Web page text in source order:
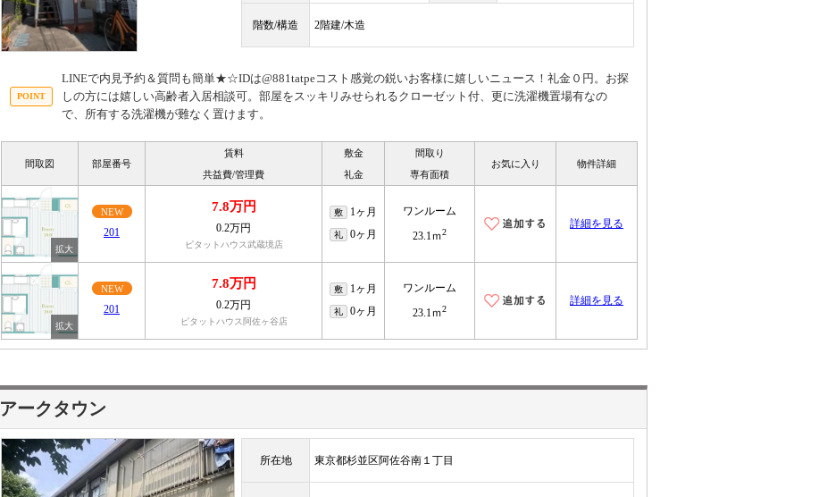
階数/構造 2階建/木造
LINEで内見予約＆質問も簡単★☆IDは@881tatpeコスト感覚の鋭いお客様に嬉しいニュース！礼金０円。お探
しの方には嬉しい高齢者入居相談可。部屋をスッキリみせられるクローゼット付、更に洗濯機置場有なの
で、所有する洗濯機が難なく置けます。
間取図 部屋番号
賃料
共益費/管理費
敷金
礼金
間取り
専有面積
お気に入り 物件詳細
NEW
201
7.8万円
0.2万円
ピタットハウス武蔵境店
敷 1ヶ月
礼 0ヶ月
ワンルーム
23.1ｍ2
詳細を見る
NEW
201
7.8万円
0.2万円
ピタットハウス阿佐ヶ谷店
敷 1ヶ月
礼 0ヶ月
ワンルーム
23.1ｍ2
詳細を見る
アークタウン
所在地 東京都杉並区阿佐谷南１丁目